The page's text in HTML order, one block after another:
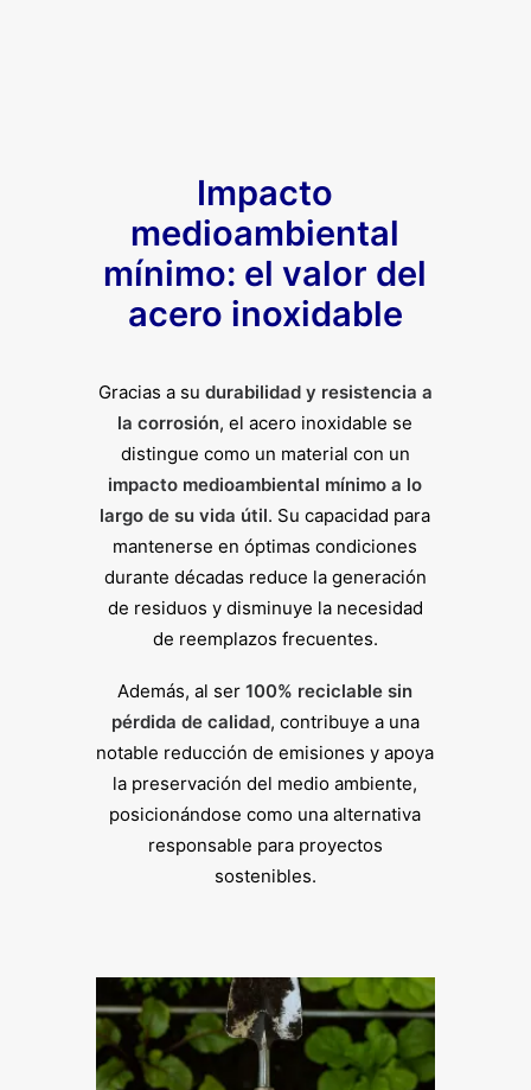
Impacto
medioambiental
mínimo: el valor del
acero inoxidable
Gracias a su durabilidad y resistencia a
la corrosión, el acero inoxidable se
distingue como un material con un
impacto medioambiental mínimo a lo
largo de su vida útil. Su capacidad para
mantenerse en óptimas condiciones
durante décadas reduce la generación
de residuos y disminuye la necesidad
de reemplazos frecuentes.
Además, al ser100% reciclable sin
pérdida de calidad, contribuye a una
notable reducción de emisiones y apoya
la preservación del medio ambiente,
posicionándose como una alternativa
responsable para proyectos
sostenibles.